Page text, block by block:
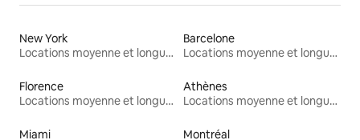
New York
Locations moyenne et longue durée
Barcelone
Locations moyenne et longue durée
Florence
Locations moyenne et longue durée
Athènes
Locations moyenne et longue durée
Miami Montréal